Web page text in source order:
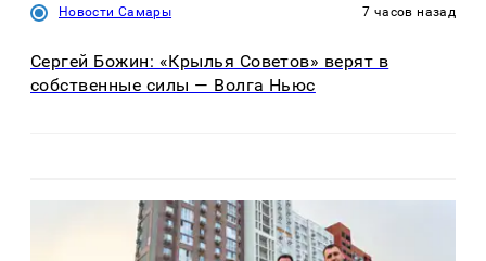
Новости Самары 7 часов назад
Сергей Божин: «Крылья Советов» верят в
собственные силы — Волга Ньюс